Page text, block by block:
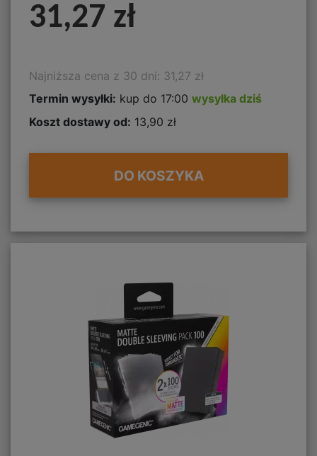
31,27 zł
Najniższa cena z 30 dni: 31,27 zł
Termin wysyłki: kup do 17:00 wysyłka dziś
Koszt dostawy od: 13,90 zł
DO KOSZYKA